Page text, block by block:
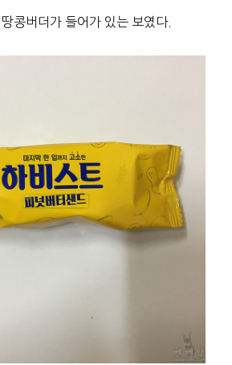
콩버더가 들어가 있는 보였다.